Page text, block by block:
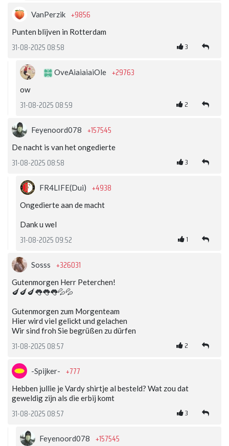
VanPerzik +9856
Punten blijven in Rotterdam
31-08-2025 08:58 3
OveAiaiaiaiOle +29763
ow
31-08-2025 08:59 2
Feyenoord078 +157545
De nacht is van het ongedierte
31-08-2025 08:58 3
FR4LIFE(Dui) +4938
Ongedierte aan de macht
Dank u wel
31-08-2025 09:52 1
Sosss +326031
Gutenmorgen Herr Peterchen!
🍆🍆🍆👅👅👅💦💦
Gutenmorgen zum Morgenteam
Hier wird viel gelickt und gelachen
Wir sind froh Sie begrüßen zu dürfen
31-08-2025 08:57 2
-Spijker- +777
Hebben jullie je Vardy shirtje al besteld? Wat zou dat
geweldig zijn als die erbij komt
31-08-2025 08:57 3
Feyenoord078 +157545